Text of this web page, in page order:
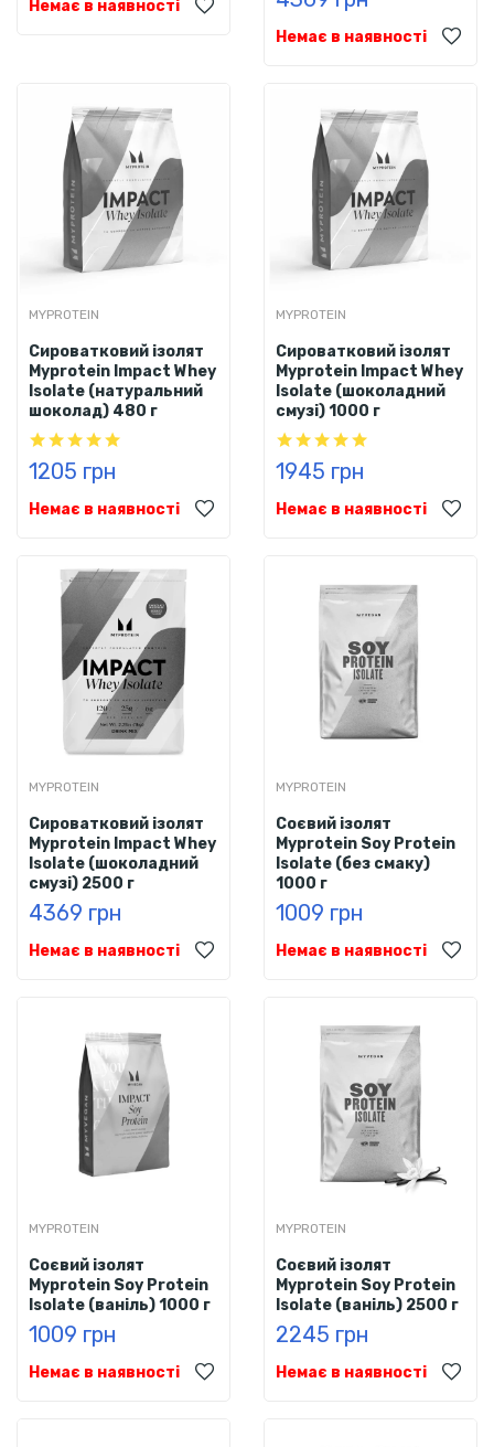
Немає в наявності
Немає в наявності
MYPROTEIN
Сироватковий ізолят
Myprotein Impact Whey
Isolate (натуральний
шоколад) 480 г
1205 грн
Немає в наявності
MYPROTEIN
Сироватковий ізолят
Myprotein Impact Whey
Isolate (шоколадний
смузі) 1000 г
1945 грн
Немає в наявності
MYPROTEIN
Сироватковий ізолят
Myprotein Impact Whey
Isolate (шоколадний
смузі) 2500 г
4369 грн
Немає в наявності
MYPROTEIN
Соєвий ізолят
Myprotein Soy Protein
Isolate (без смаку)
1000 г
1009 грн
Немає в наявності
MYPROTEIN
Соєвий ізолят
Myprotein Soy Protein
Isolate (ваніль) 1000 г
1009 грн
Немає в наявності
MYPROTEIN
Соєвий ізолят
Myprotein Soy Protein
Isolate (ваніль) 2500 г
2245 грн
Немає в наявності